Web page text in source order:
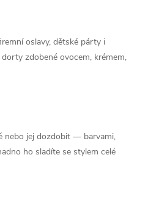
oslavy, dětské párty i
zdobené ovocem, krémem,
nebo jej dozdobit — barvami,
ho sladíte se stylem celé